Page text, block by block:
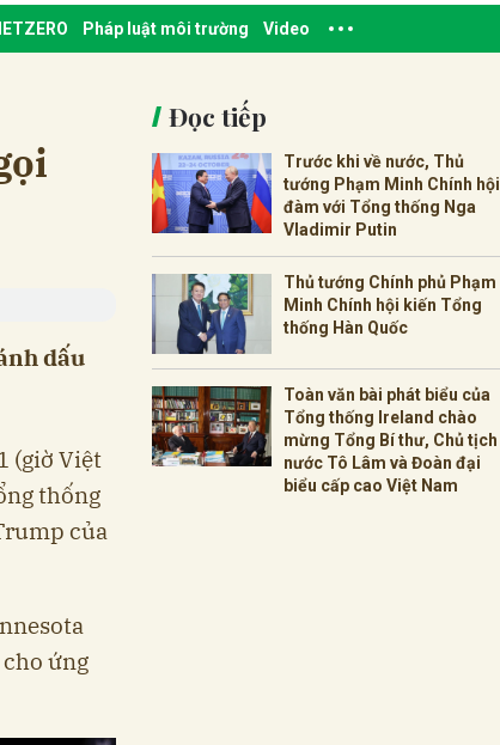
Pháp luật môi trường Video
dấu
(giờ Việt
thống
của
ứng
Đọc tiếp
Trước khi về nước, Thủ
tướng Phạm Minh Chính hội
đàm với Tổng thống Nga
Vladimir Putin
Thủ tướng Chính phủ Phạm
Minh Chính hội kiến Tổng
thống Hàn Quốc
Toàn văn bài phát biểu của
Tổng thống Ireland chào
mừng Tổng Bí thư, Chủ tịch
nước Tô Lâm và Đoàn đại
biểu cấp cao Việt Nam